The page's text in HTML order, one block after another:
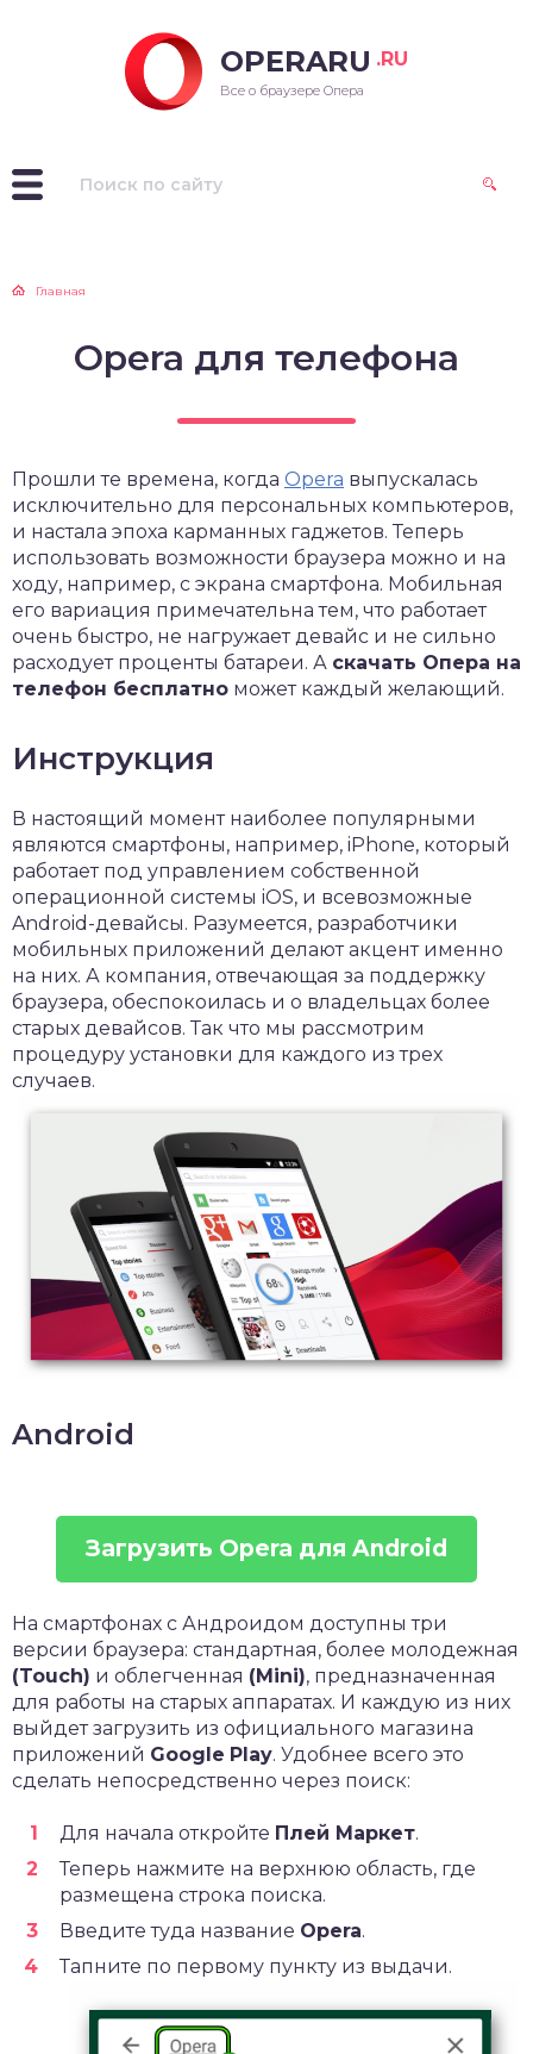
OPERARU .RU
Все о браузере Опера
Главная
Opera для телефона
Прошли те времена, когда Opera выпускалась
исключительно для персональных компьютеров,
и настала эпоха карманных гаджетов. Теперь
использовать возможности браузера можно и на
ходу, например, с экрана смартфона. Мобильная
его вариация примечательна тем, что работает
очень быстро, не нагружает девайс и не сильно
расходует проценты батареи. А скачать Опера на
телефон бесплатно может каждый желающий.
Инструкция
В настоящий момент наиболее популярными
являются смартфоны, например, iPhone, который
работает под управлением собственной
операционной системы iOS, и всевозможные
Android-девайсы. Разумеется, разработчики
мобильных приложений делают акцент именно
на них. А компания, отвечающая за поддержку
браузера, обеспокоилась и о владельцах более
старых девайсов. Так что мы рассмотрим
процедуру установки для каждого из трех
случаев.
Android
Загрузить Opera для Android
На смартфонах с Андроидом доступны три
версии браузера: стандартная, более молодежная
(Touch) и облегченная (Mini), предназначенная
для работы на старых аппаратах. И каждую из них
выйдет загрузить из официального магазина
приложений Google Play. Удобнее всего это
сделать непосредственно через поиск:
Для начала откройте Плей Маркет.
Теперь нажмите на верхнюю область, где
размещена строка поиска.
Введите туда название Opera.
Тапните по первому пункту из выдачи.
для Windows
для Linux